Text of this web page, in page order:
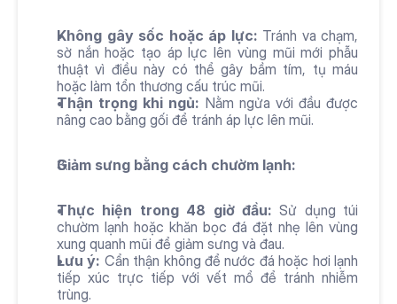
Không gây sốc hoặc áp lực: Tránh va chạm,
sờ nắn hoặc tạo áp lực lên vùng mũi mới phẫu
thuật vì điều này có thể gây bầm tím, tụ máu
hoặc làm tổn thương cấu trúc mũi.
Thận trọng khi ngủ: Nằm ngửa với đầu được
nâng cao bằng gối để tránh áp lực lên mũi.
Giảm sưng bằng cách chườm lạnh:
Thực hiện trong 48 giờ đầu: Sử dụng túi
chườm lạnh hoặc khăn bọc đá đặt nhẹ lên vùng
xung quanh mũi để giảm sưng và đau.
Lưu ý: Cẩn thận không để nước đá hoặc hơi lạnh
tiếp xúc trực tiếp với vết mổ để tránh nhiễm
trùng.